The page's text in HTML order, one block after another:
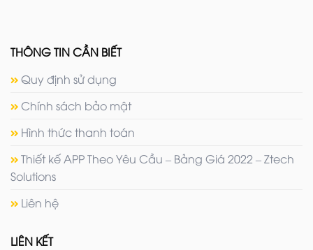
THÔNG TIN CẦN BIẾT
Quy định sử dụng
Chính sách bảo mật
Hình thức thanh toán
Thiết kế APP Theo Yêu Cầu – Bảng Giá 2022 – Ztech
Solutions
Liên hệ
LIÊN KẾT